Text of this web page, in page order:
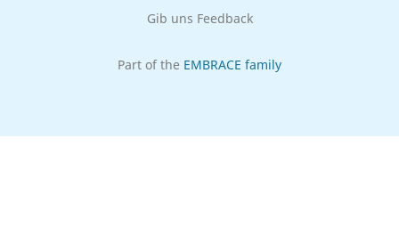
Gib uns Feedback
Part of the EMBRACE family